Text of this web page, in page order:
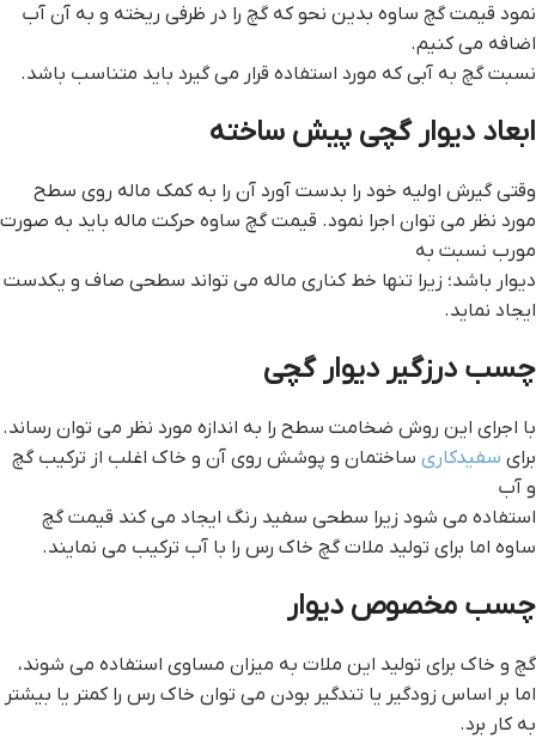
نمود قيمت گچ ساوه بدین نحو که گچ را در ظرفی ریخته و به آن آب
اضافه می کنیم.
نسبت گچ به آبی که مورد استفاده قرار می گیرد باید متناسب باشد.
ابعاد ديوار گچي پيش ساخته
وقتی گیرش اولیه خود را بدست آورد آن را به کمک ماله روی سطح
مورد نظر می توان اجرا نمود. قيمت گچ ساوه حرکت ماله باید به صورت
مورب نسبت به
دیوار باشد؛ زیرا تنها خط کناری ماله می تواند سطحی صاف و یکدست
ایجاد نماید.
چسب درزگير ديوار گچي
با اجرای این روش ضخامت سطح را به اندازه مورد نظر می توان رساند.
برای سفیدکاری ساختمان و پوشش روی آن و خاک اغلب از ترکیب گچ
و آب
استفاده می شود زیرا سطحی سفید رنگ ایجاد می کند قيمت گچ
ساوه اما برای تولید ملات گچ خاک رس را با آب ترکیب می نمایند.
چسب مخصوص ديوار
گچ و خاک برای تولید این ملات به میزان مساوی استفاده می شوند،
اما بر اساس زودگیر یا تندگیر بودن می توان خاک رس را کمتر یا بیشتر
به کار برد.